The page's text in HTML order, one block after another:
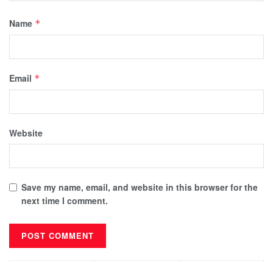
Name *
Email *
Website
Save my name, email, and website in this browser for the
next time I comment.